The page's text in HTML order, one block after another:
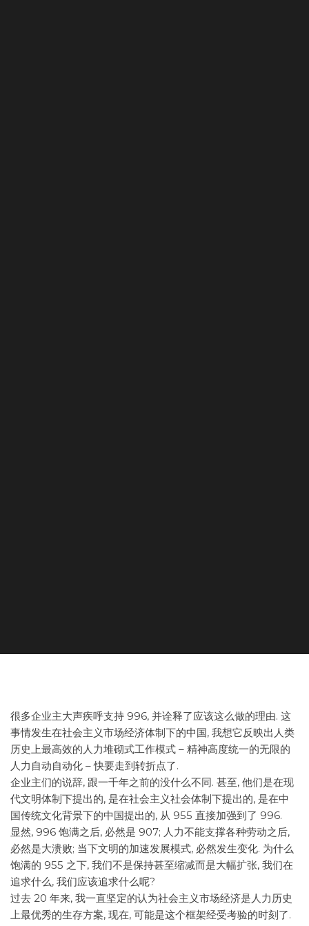
很多企业主大声疾呼支持 996, 并诠释了应该这么做的理由. 这
事情发生在社会主义市场经济体制下的中国, 我想它反映出人类
历史上最高效的人力堆砌式工作模式 – 精神高度统一的无限的
人力自动自动化 – 快要走到转折点了.
企业主们的说辞, 跟一千年之前的没什么不同. 甚至, 他们是在现
代文明体制下提出的, 是在社会主义社会体制下提出的, 是在中
国传统文化背景下的中国提出的, 从 955 直接加强到了 996.
显然, 996 饱满之后, 必然是 907; 人力不能支撑各种劳动之后,
必然是大溃败; 当下文明的加速发展模式, 必然发生变化. 为什么
饱满的 955 之下, 我们不是保持甚至缩减而是大幅扩张, 我们在
追求什么, 我们应该追求什么呢?
过去 20 年来, 我一直坚定的认为社会主义市场经济是人力历史
上最优秀的生存方案, 现在, 可能是这个框架经受考验的时刻了.